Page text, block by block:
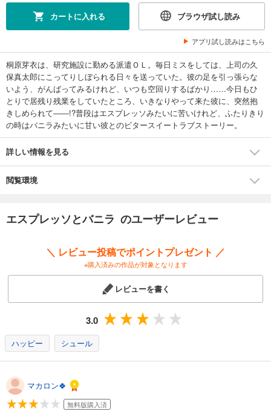
カートに入れる ブラウザ試し読み
アプリ試し読みはこちら
桐原芽衣は、研究施設に勤める派遣ＯＬ。毎日ミスをしては、上司の久
保真太郎にこってりしぼられる日々を送っていた。彼の足を引っ張らな
いよう、がんばってみるけれど、いつも空回りするばかり……今日もひ
とりで居残り残業をしていたところ、いきなりやって来た彼に、突然抱
きしめられて――!?普段はエスプレッソみたいに苦いけれど、ふたりきり
の時はバニラみたいに甘い彼とのビタースイートラブストーリー。
詳しい情報を見る
閲覧環境
エスプレッソとバニラ のユーザーレビュー
＼ レビュー投稿でポイントプレゼント ／
※購入済みの作品が対象となります
レビューを書く
3.0
ハッピー シュール
マカロン🍀
無料版購入済